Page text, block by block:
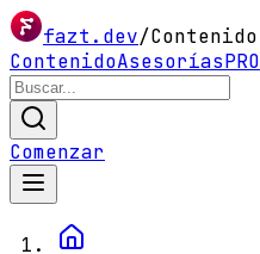
fazt.dev/Contenido
ContenidoAsesoríasPRO
Comenzar